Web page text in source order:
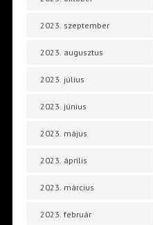
2023. szeptember
2023. augusztus
2023. július
2023. június
2023. május
2023. április
2023. március
2023. február